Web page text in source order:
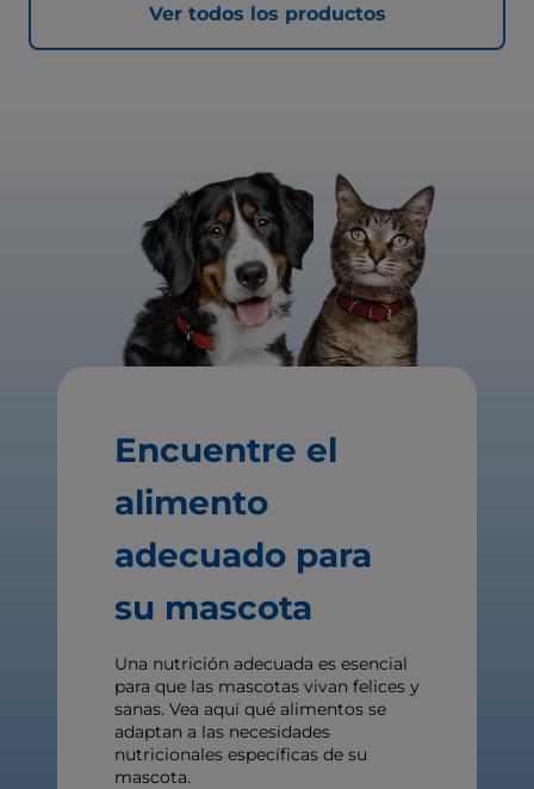
Ver todos los productos
Encuentre el
alimento
adecuado para
su mascota
Una nutrición adecuada es esencial
para que las mascotas vivan felices y
sanas. Vea aquí qué alimentos se
adaptan a las necesidades
nutricionales específicas de su
mascota.